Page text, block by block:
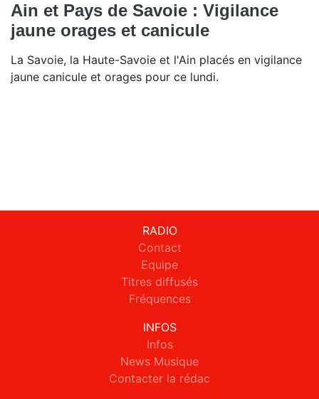
Ain et Pays de Savoie : Vigilance
jaune orages et canicule
La Savoie, la Haute-Savoie et l'Ain placés en vigilance
jaune canicule et orages pour ce lundi.
RADIO
Contact
Equipe
Titres diffusés
Fréquences
INFOS
Infos
News Musique
Contacter la rédac